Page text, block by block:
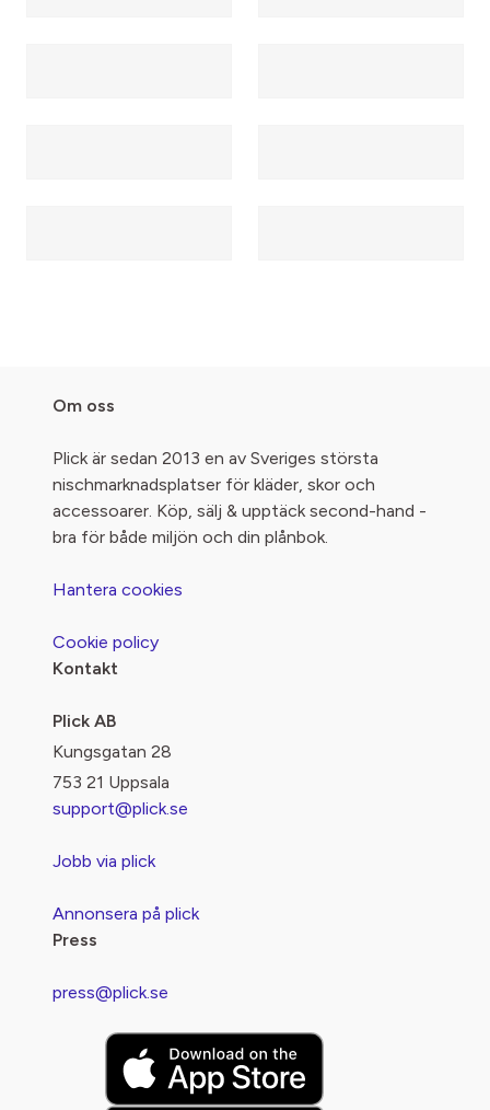
Om oss
Plick är sedan 2013 en av Sveriges största
nischmarknadsplatser för kläder, skor och
accessoarer. Köp, sälj & upptäck second-hand -
bra för både miljön och din plånbok.
Hantera cookies
Cookie policy
Kontakt
Plick AB
Kungsgatan 28
753 21 Uppsala
support@plick.se
Jobb via plick
Annonsera på plick
Press
press@plick.se